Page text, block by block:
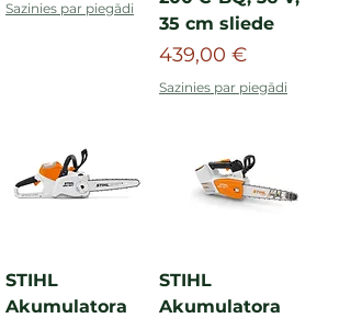
Sazinies par piegādi
35 cm sliede
Cena
439,00 €
Sazinies par piegādi
STIHL
Akumulatora
STIHL
Akumulatora